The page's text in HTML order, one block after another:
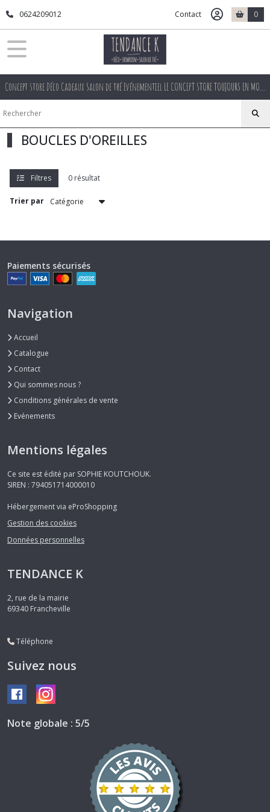
0624209012 Contact 0
BOUCLES D'OREILLES
Filtres 0 résultat
Trier par
Fermer
FILTRES
Tous
les
Afficher
les
résultats
Paiements sécurisés
Navigation
Accueil
Catalogue
Contact
Qui sommes nous ?
Conditions générales de vente
Evénements
Mentions légales
Ce site est édité par SOPHIE KOUTCHOUK.
SIREN : 794051714000010
Hébergement via eProShopping
Gestion des cookies
Données personnelles
TENDANCE K
2, rue de la mairie
69340 Francheville
Téléphone
Suivez nous
Note globale : 5/5